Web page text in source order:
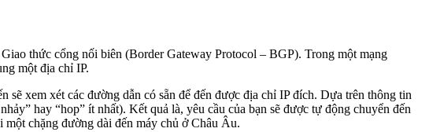
thức cổng nối biên (Border Gateway Protocol – BGP). Trong một mạng
một địa chỉ IP.
xem xét các đường dẫn có sẵn để đến được địa chỉ IP đích. Dựa trên thông tin
hay “hop” ít nhất). Kết quả là, yêu cầu của bạn sẽ được tự động chuyển đến
chặng đường dài đến máy chủ ở Châu Âu.